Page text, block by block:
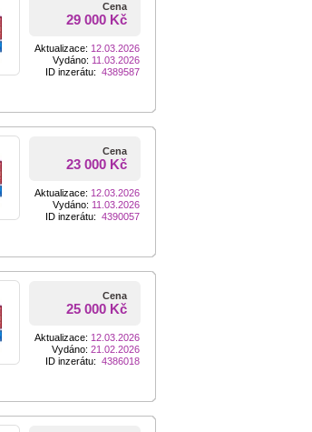
Cena
29 000 Kč
Aktualizace: 12.03.2026
Vydáno: 11.03.2026
ID inzerátu: 4389587
Cena
23 000 Kč
Aktualizace: 12.03.2026
Vydáno: 11.03.2026
ID inzerátu: 4390057
Cena
25 000 Kč
Aktualizace: 12.03.2026
Vydáno: 21.02.2026
ID inzerátu: 4386018